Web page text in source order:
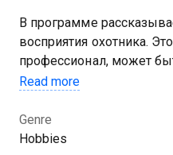
В программе
восприятия охотника.
профессионал, может
на данной охоте.
You can watch 1 season
Read more
Genre
Hobbies